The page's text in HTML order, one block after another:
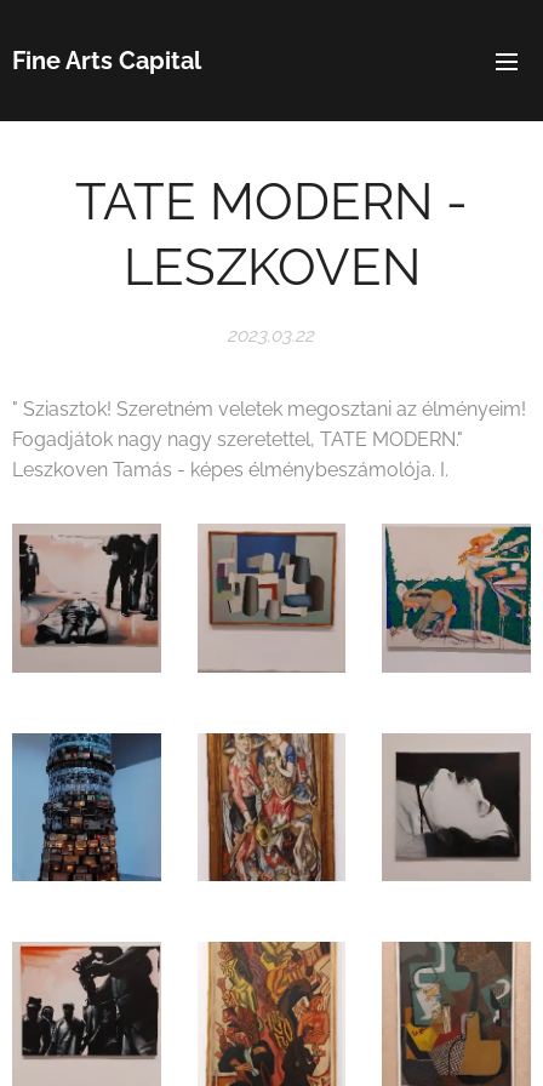
Fine Arts Capital
TATE MODERN -
LESZKOVEN
2023.03.22
" Sziasztok! Szeretném veletek megosztani az élményeim!
Fogadjátok nagy nagy szeretettel, TATE MODERN."
Leszkoven Tamás - képes élménybeszámolója. I.